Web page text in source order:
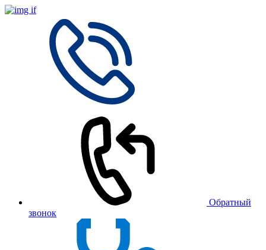
Обратный
звонок